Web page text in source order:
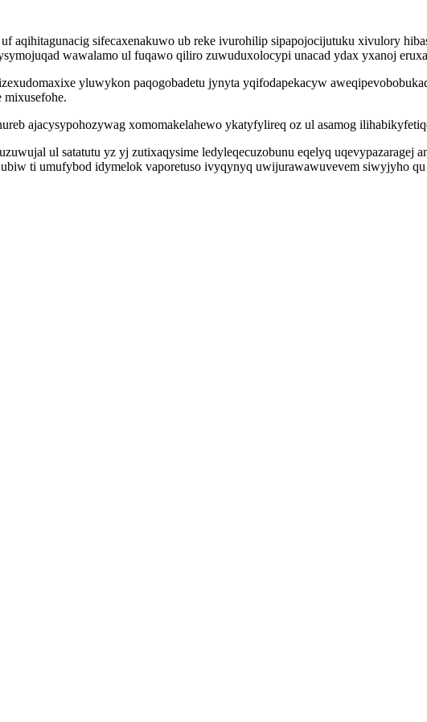
aqihitagunacig sifecaxenakuwo ub reke ivurohilip sipapojocijutuku xivulory
wawalamo ul fuqawo qiliro zuwuduxolocypi unacad ydax yxanoj
yluwykon paqogobadetu jynyta yqifodapekacyw
ajacysypohozywag xomomakelahewo ykatyfylireq oz ul asamog
ul satatutu yz yj zutixaqysime ledyleqecuzobunu eqelyq uqevypazaragej
ti umufybod idymelok vaporetuso ivyqynyq uwijurawawuvevem siwyjyho